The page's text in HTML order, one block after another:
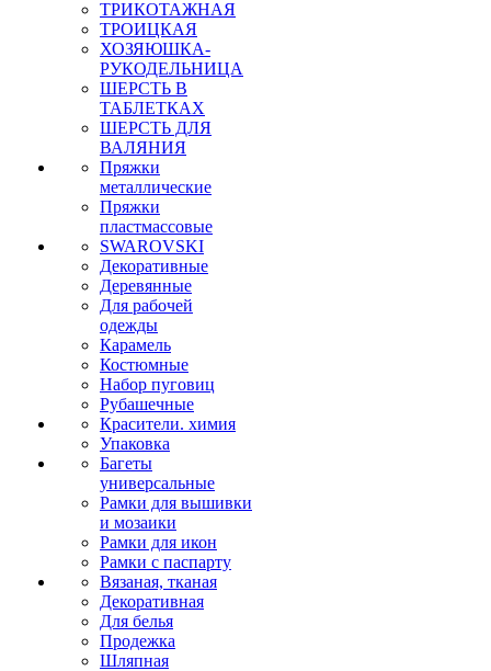
ТРИКОТАЖНАЯ
ТРОИЦКАЯ
ХОЗЯЮШКА-
РУКОДЕЛЬНИЦА
ШЕРСТЬ В
ТАБЛЕТКАХ
ШЕРСТЬ ДЛЯ
ВАЛЯНИЯ
Пряжки
металлические
Пряжки
пластмассовые
SWAROVSKI
Декоративные
Деревянные
Для рабочей
одежды
Карамель
Костюмные
Набор пуговиц
Рубашечные
Красители. химия
Упаковка
Багеты
универсальные
Рамки для вышивки
и мозаики
Рамки для икон
Рамки с паспарту
Вязаная, тканая
Декоративная
Для белья
Продежка
Шляпная